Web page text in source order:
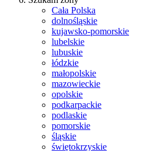
Cała Polska
dolnośląskie
kujawsko-pomorskie
lubelskie
lubuskie
łódzkie
małopolskie
mazowieckie
opolskie
podkarpackie
podlaskie
pomorskie
śląskie
świętokrzyskie